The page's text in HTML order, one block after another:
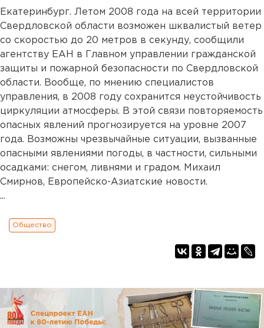
Екатеринбург. Летом 2008 года на всей территории
Свердловской области возможен шквалистый ветер
со скоростью до 20 метров в секунду, сообщили
агентству ЕАН в Главном управлении гражданской
защиты и пожарной безопасности по Свердловской
области. Вообще, по мнению специалистов
управления, в 2008 году сохранится неустойчивость
циркуляции атмосферы. В этой связи повторяемость
опасных явлений прогнозируется на уровне 2007
года. Возможны чрезвычайные ситуации, вызванные
опасными явлениями погоды, в частности, сильными
осадками: снегом, ливнями и градом. Михаил
Смирнов, Европейско-Азиатские новости.
...
Общество